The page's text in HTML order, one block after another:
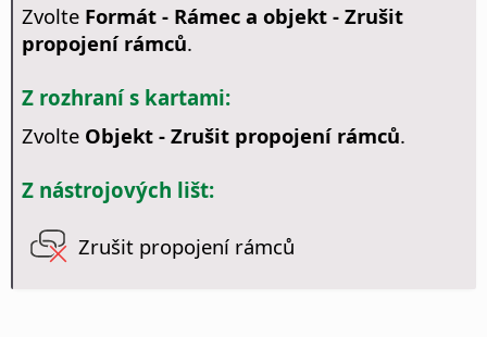
Zvolte Formát - Rámec a objekt - Zrušit
propojení rámců.
Z rozhraní s kartami:
Zvolte Objekt - Zrušit propojení rámců.
Z nástrojových lišt:
Zrušit propojení rámců